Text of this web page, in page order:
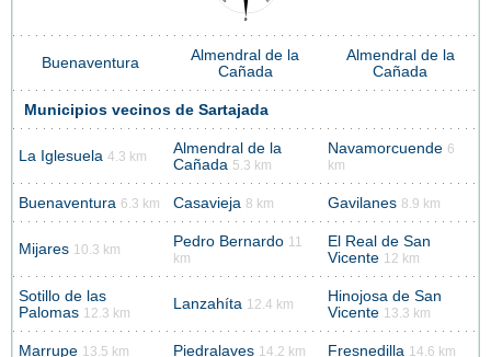
Buenaventura
Almendral de la
Cañada
Almendral de la
Cañada
Municipios vecinos de Sartajada
La Iglesuela 4.3 km
Almendral de la
Cañada 5.3 km
Navamorcuende 6
km
Buenaventura 6.3 km Casavieja 8 km Gavilanes 8.9 km
Mijares 10.3 km Pedro Bernardo 11
km
El Real de San
Vicente 12 km
Sotillo de las
Palomas 12.3 km
Lanzahíta 12.4 km
Hinojosa de San
Vicente 13.3 km
Marrupe 13.5 km Piedralaves 14.2 km Fresnedilla 14.6 km